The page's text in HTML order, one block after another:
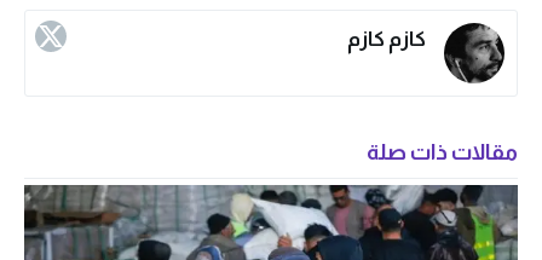
كازم كازم
مقالات ذات صلة